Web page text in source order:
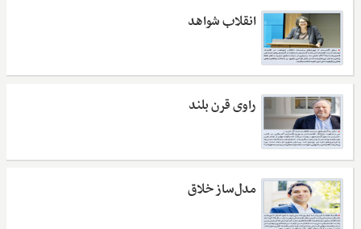
انقلاب شواهد
راوی قرن بلند
مدل‌ساز خلاق